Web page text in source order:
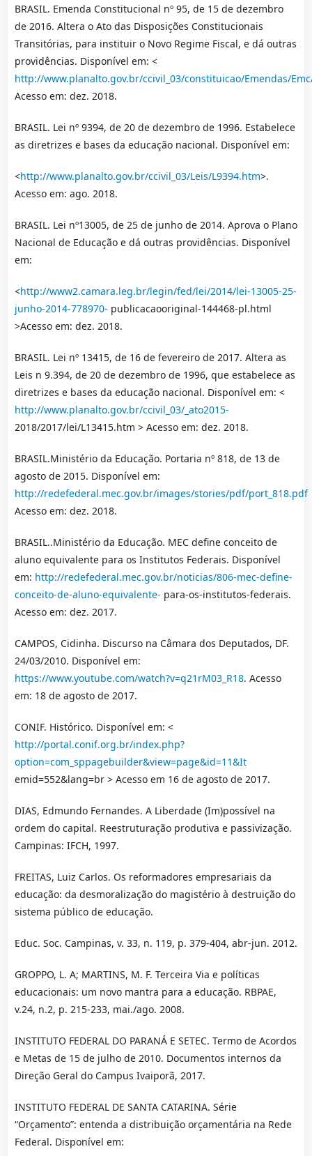
BRASIL. Emenda Constitucional nº 95, de 15 de dezembro
de 2016. Altera o Ato das Disposições Constitucionais
Transitórias, para instituir o Novo Regime Fiscal, e dá outras
providências. Disponível em: <
http://www.planalto.gov.br/ccivil_03/constituicao/Emendas/
Acesso em: dez. 2018.
BRASIL. Lei nº 9394, de 20 de dezembro de 1996. Estabelece
as diretrizes e bases da educação nacional. Disponível em:
<http://www.planalto.gov.br/ccivil_03/Leis/L9394.htm>.
Acesso em: ago. 2018.
BRASIL. Lei nº13005, de 25 de junho de 2014. Aprova o Plano
Nacional de Educação e dá outras providências. Disponível
em:
<http://www2.camara.leg.br/legin/fed/lei/2014/lei-13005-25-
junho-2014-778970- publicacaooriginal-144468-pl.html
>Acesso em: dez. 2018.
BRASIL. Lei nº 13415, de 16 de fevereiro de 2017. Altera as
Leis n 9.394, de 20 de dezembro de 1996, que estabelece as
diretrizes e bases da educação nacional. Disponível em: <
http://www.planalto.gov.br/ccivil_03/_ato2015-
2018/2017/lei/L13415.htm > Acesso em: dez. 2018.
BRASIL.Ministério da Educação. Portaria nº 818, de 13 de
agosto de 2015. Disponível em:
http://redefederal.mec.gov.br/images/stories/pdf/port_818.pdf
Acesso em: dez. 2018.
BRASIL..Ministério da Educação. MEC define conceito de
aluno equivalente para os Institutos Federais. Disponível
em: http://redefederal.mec.gov.br/noticias/806-mec-define-
conceito-de-aluno-equivalente- para-os-institutos-federais.
Acesso em: dez. 2017.
CAMPOS, Cidinha. Discurso na Câmara dos Deputados, DF.
24/03/2010. Disponível em:
https://www.youtube.com/watch?v=q21rM03_R18. Acesso
em: 18 de agosto de 2017.
CONIF. Histórico. Disponível em: <
http://portal.conif.org.br/index.php?
option=com_sppagebuilder&view=page&id=11&It
emid=552&lang=br > Acesso em 16 de agosto de 2017.
DIAS, Edmundo Fernandes. A Liberdade (Im)possível na
ordem do capital. Reestruturação produtiva e passivização.
Campinas: IFCH, 1997.
FREITAS, Luiz Carlos. Os reformadores empresariais da
educação: da desmoralização do magistério à destruição do
sistema público de educação.
Educ. Soc. Campinas, v. 33, n. 119, p. 379-404, abr-jun. 2012.
GROPPO, L. A; MARTINS, M. F. Terceira Via e políticas
educacionais: um novo mantra para a educação. RBPAE,
v.24, n.2, p. 215-233, mai./ago. 2008.
INSTITUTO FEDERAL DO PARANÁ E SETEC. Termo de Acordos
e Metas de 15 de julho de 2010. Documentos internos da
Direção Geral do Campus Ivaiporã, 2017.
INSTITUTO FEDERAL DE SANTA CATARINA. Série
“Orçamento”: entenda a distribuição orçamentária na Rede
Federal. Disponível em: